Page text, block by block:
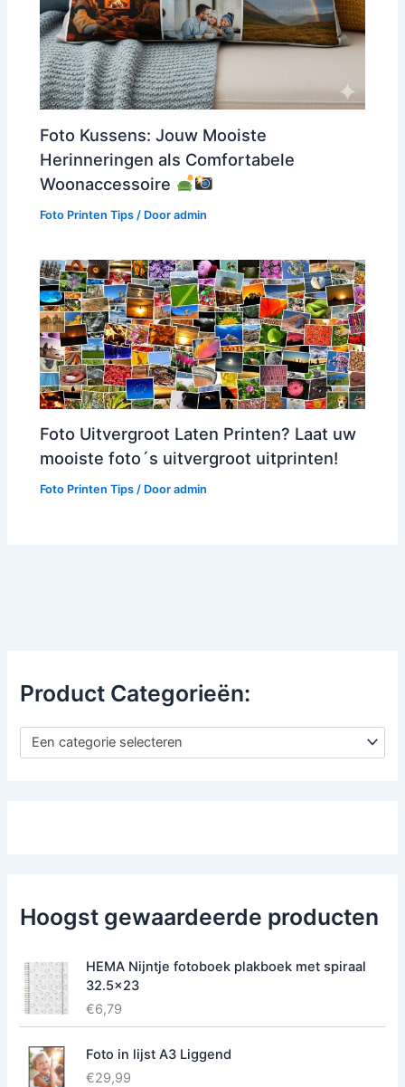
Foto Kussens: Jouw Mooiste
Herinneringen als Comfortabele
Woonaccessoire
Foto Printen Tips / Dooradmin
Foto Uitvergroot Laten Printen? Laat uw
mooiste foto´s uitvergroot uitprinten!
Foto Printen Tips / Dooradmin
Product Categorieën:
Een categorie selecteren
Hoogst gewaardeerde producten
HEMA Nijntje fotoboek plakboek met spiraal
32.5x23
€6,79
Foto in lijst A3 Liggend
€29,99